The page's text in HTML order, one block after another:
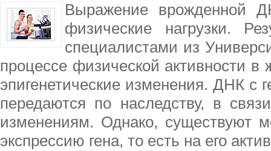
Выражение врожденной
физические нагрузки.
специалистами из
процессе физической активности в
эпигенетические изменения. ДНК с
передаются по наследству, в
изменениям. Однако, существуют
экспрессию гена, то есть на его